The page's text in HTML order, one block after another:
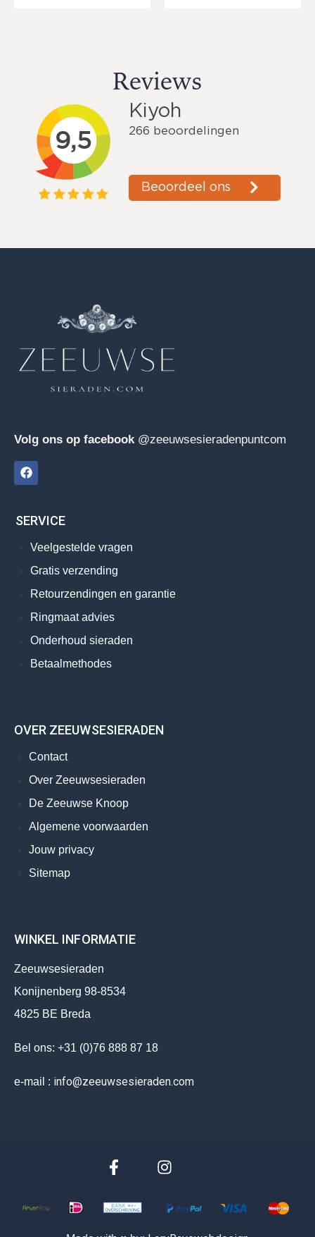
Reviews
Volg ons op facebook @zeeuwsesieradenpuntcom
SERVICE
Veelgestelde vragen
Gratis verzending
Retourzendingen en garantie
Ringmaat advies
Onderhoud sieraden
Betaalmethodes
OVER ZEEUWSESIERADEN
Contact
Over Zeeuwsesieraden
De Zeeuwse Knoop
Algemene voorwaarden
Jouw privacy
Sitemap
WINKEL INFORMATIE
Zeeuwsesieraden
Konijnenberg 98-8534
4825 BE Breda
Bel ons: +31 (0)76 888 87 18
e-mail : info@zeeuwsesieraden.com